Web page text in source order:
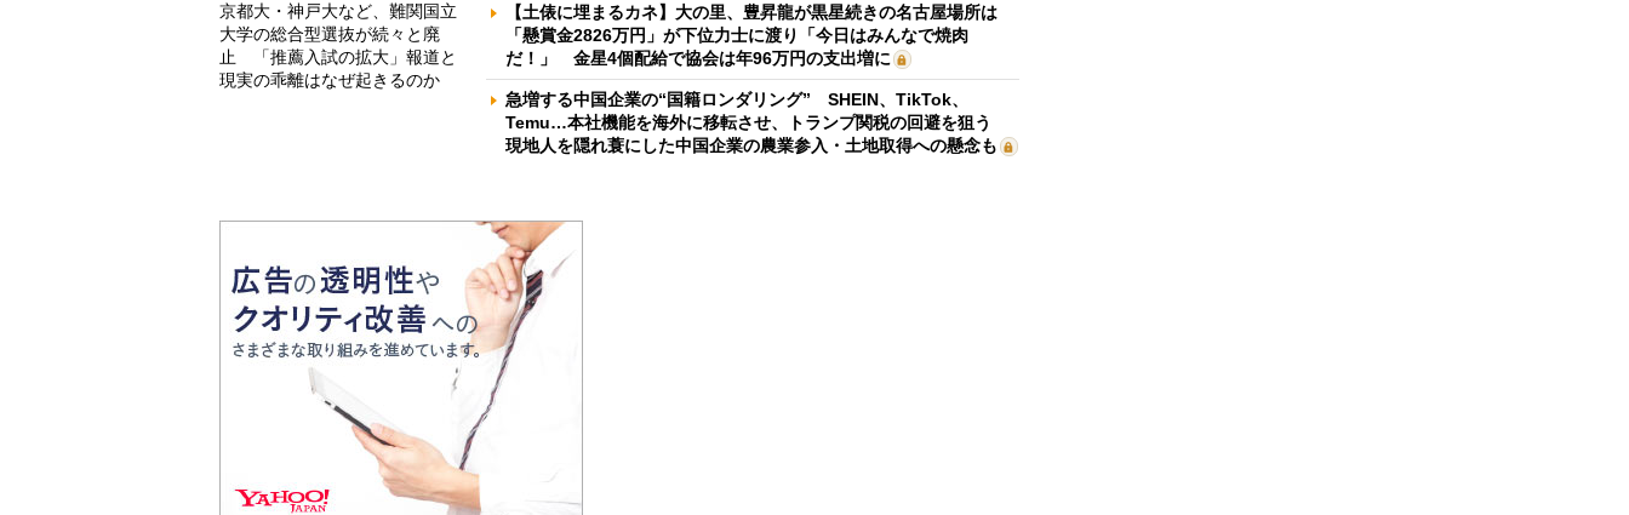
京都大・神戸大など、難関国立
大学の総合型選抜が続々と廃
止 「推薦入試の拡大」報道と
現実の乖離はなぜ起きるのか
【土俵に埋まるカネ】大の里、豊昇龍が黒星続きの名古屋場所は
「懸賞金2826万円」が下位力士に渡り「今日はみんなで焼肉
だ！」 金星4個配給で協会は年96万円の支出増に
急増する中国企業の“国籍ロンダリング” SHEIN、TikTok、
Temu…本社機能を海外に移転させ、トランプ関税の回避を狙う
現地人を隠れ蓑にした中国企業の農業参入・土地取得への懸念も